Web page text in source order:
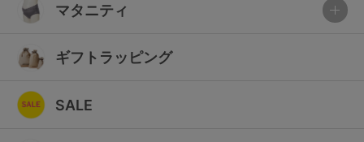
マタニティ
ギフトラッピング
SALE